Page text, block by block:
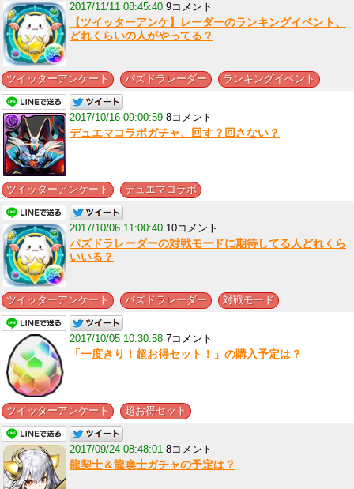
2017/11/11 08:45:40 9コメント
【ツイッターアンケ】レーダーのランキングイベント、
どれくらいの人がやってる？
ツイッターアンケート パズドラレーダー ランキングイベント
2017/10/16 09:00:59 8コメント
デュエマコラボガチャ、回す？回さない？
ツイッターアンケート デュエマコラボ
2017/10/06 11:00:40 10コメント
パズドラレーダーの対戦モードに期待してる人どれくら
いいる？
ツイッターアンケート パズドラレーダー 対戦モード
2017/10/05 10:30:58 7コメント
「一度きり！超お得セット！」の購入予定は？
ツイッターアンケート 超お得セット
2017/09/24 08:48:01 8コメント
龍契士＆龍喚士ガチャの予定は？